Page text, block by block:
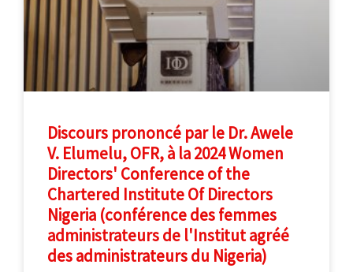
Discours prononcé par le Dr. Awele
V. Elumelu, OFR, à la 2024 Women
Directors' Conference of the
Chartered Institute Of Directors
Nigeria (conférence des femmes
administrateurs de l'Institut agréé
des administrateurs du Nigeria)